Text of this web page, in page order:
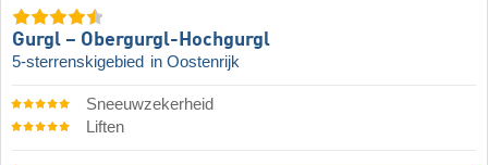
Gurgl – Obergurgl-Hochgurgl
5-sterrenskigebied in Oostenrijk
Sneeuwzekerheid
Liften